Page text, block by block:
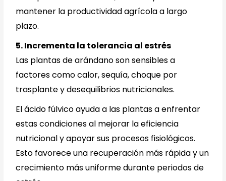
mantener la productividad agrícola a largo
plazo.
5. Incrementa la tolerancia al estrés
Las plantas de arándano son sensibles a
factores como calor, sequía, choque por
trasplante y desequilibrios nutricionales.
El ácido fúlvico ayuda a las plantas a enfrentar
estas condiciones al mejorar la eficiencia
nutricional y apoyar sus procesos fisiológicos.
Esto favorece una recuperación más rápida y un
crecimiento más uniforme durante periodos de